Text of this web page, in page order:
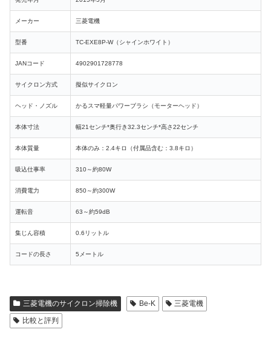
メーカー 三菱電機
型番 TC-EXE8P-W（シャインホワイト）
JANコード 4902901728778
サイクロン方式 擬似サイクロン
ヘッド・ノズル かるスマ軽量パワーブラシ（モーターヘッド）
本体寸法 幅21センチ*奥行き32.3センチ*高さ22センチ
本体質量 本体のみ：2.4キロ（付属品含む：3.8キロ）
吸込仕事率 310～約80W
消費電力 850～約300W
運転音 63～約59dB
集じん容積 0.6リットル
コードの長さ 5メートル
三菱電機のサイクロン掃除機 Be-K
三菱電機
比較と評判